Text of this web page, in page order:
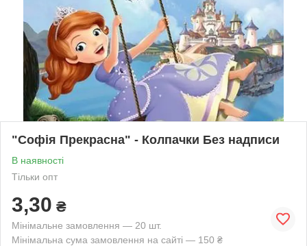
"Софія Прекрасна" - Колпачки Без надписи
В наявності
Тільки опт
3,30 ₴
Мінімальне замовлення — 20 шт.
Мінімальна сума замовлення на сайті — 150 ₴